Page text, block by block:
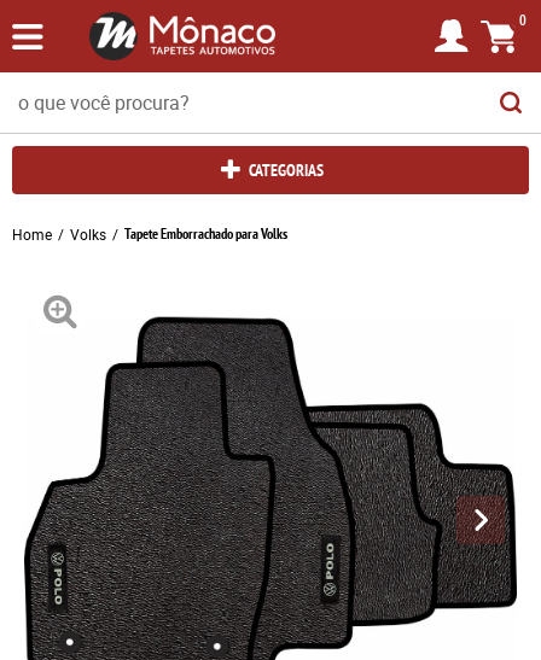
0
CATEGORIAS
Home Volks Tapete Emborrachado para Volks